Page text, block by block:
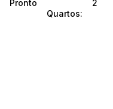
Pronto
Quartos:
2